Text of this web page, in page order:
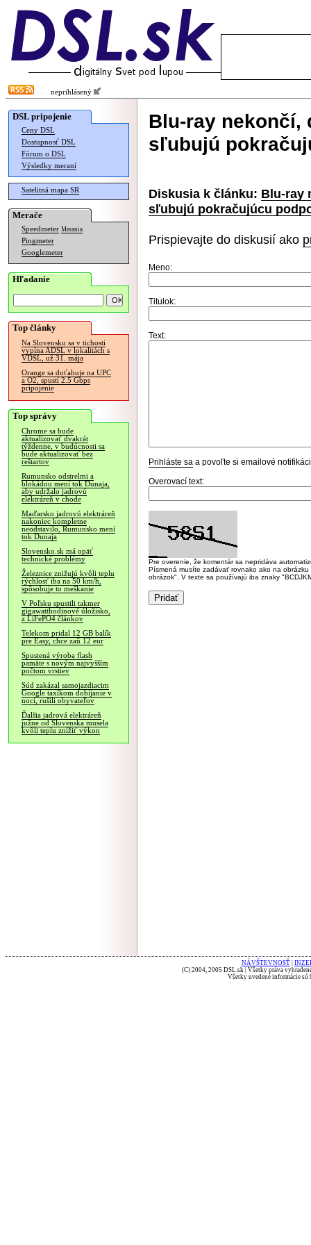
neprihlásený
DSL pripojenie
Ceny DSL
Dostupnosť DSL
Fórum o DSL
Výsledky meraní
Satelitná mapa SR
Merače
Speedmeter Merania
Pingmeter
Googlemeter
Hľadanie
Top články
Na Slovensku sa v tichosti
vypína ADSL v lokalitách s
VDSL, už 31. mája
Orange sa doťahuje na UPC
a O2, spustí 2.5 Gbps
pripojenie
Top správy
Chrome sa bude
aktualizovať dvakrát
týždenne, v budúcnosti sa
bude aktualizovať bez
reštartov
Rumunsko odstrelmi a
blokádou mení tok Dunaja,
aby udržalo jadrovú
elektráreň v chode
Maďarsko jadrovú elektráreň
nakoniec kompletne
neodstavilo, Rumunsko mení
tok Dunaja
Slovensko.sk má opäť
technické problémy
Železnice znižujú kvôli teplu
rýchlosť iba na 50 km/h,
spôsobuje to meškanie
V Poľsku spustili takmer
gigawatthodinové úložisko,
z LiFePO4 článkov
Telekom pridal 12 GB balík
pre Easy, chce zaň 12 eur
Spustená výroba flash
pamäte s novým najvyšším
počtom vrstiev
Súd zakázal samojazdiacim
Google taxíkom dobíjanie v
noci, rušili obyvateľov
Ďalšia jadrová elektráreň
južne od Slovenska musela
kvôli teplu znížiť výkon
Blu-ray nekončí,
sľubujú
Diskusia k článku: Blu-ray
sľubujú pokračujúcu
Prispievajte do diskusií ako
Meno:
Titulok:
Text:
Prihláste sa a povoľte si emailové
Overovací text:
Pre overenie, že komentár sa nepridáva
Písmená musíte zadávať rovnako ako na
obrázok". V texte sa používajú iba znaky
NÁVŠTEVNOSŤ
(C) 2004, 2005 DSL.sk | Všetky práva
Všetky uvedené informácie sú